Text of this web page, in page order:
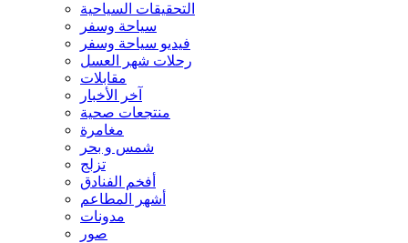
التحقيقات السياحية
سياحة وسفر
فيديو سياحة وسفر
رحلات شهر العسل
مقابلات
آخر الأخبار
منتجعات صحية
مغامرة
شمس و بحر
تزلج
أفخم الفنادق
أشهر المطاعم
مدونات
صور